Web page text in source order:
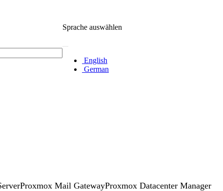
Sprache auswählen
English
German
Proxmox Mail GatewayProxmox Datacenter Manager